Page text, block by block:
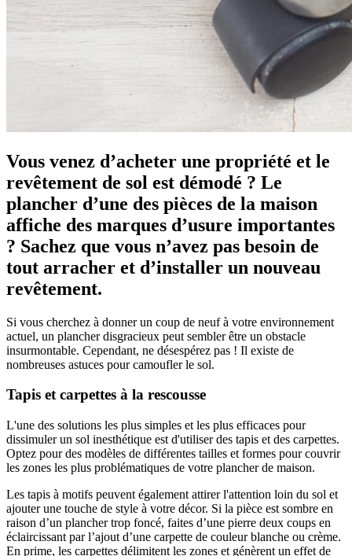
Vous venez d’acheter une propriété et le
revêtement de sol est démodé ? Le
plancher d’une des pièces de la maison
affiche des marques d’usure importantes
? Sachez que vous n’avez pas besoin de
tout arracher et d’installer un nouveau
revêtement.
Si vous cherchez à donner un coup de neuf à votre environnement
actuel, un plancher disgracieux peut sembler être un obstacle
insurmontable. Cependant, ne désespérez pas ! Il existe de
nombreuses astuces pour camoufler le sol.
Tapis et carpettes à la rescousse
L'une des solutions les plus simples et les plus efficaces pour
dissimuler un sol inesthétique est d'utiliser des tapis et des carpettes.
Optez pour des modèles de différentes tailles et formes pour couvrir
les zones les plus problématiques de votre plancher de maison.
Les tapis à motifs peuvent également attirer l'attention loin du sol et
ajouter une touche de style à votre décor. Si la pièce est sombre en
raison d’un plancher trop foncé, faites d’une pierre deux coups en
éclaircissant par l’ajout d’une carpette de couleur blanche ou crème.
En prime, les carpettes délimitent les zones et génèrent un effet de